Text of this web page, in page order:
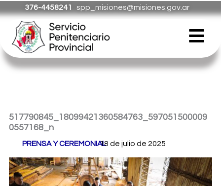
al
contenido
376-4458241 spp_misiones@misiones.gov.ar
517790845_18099421360584763_597051500009
0557168_n
PRENSA Y CEREMONIAL/
18 de julio de 2025